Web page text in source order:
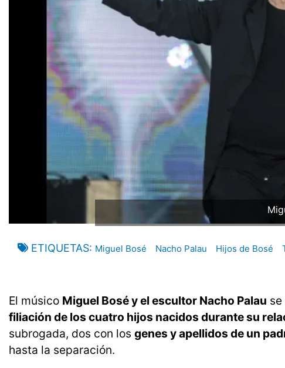
ETIQUETAS Miguel Bosé Nacho Palau Hijos de Bosé
El músico Miguel Bosé y el escultor Nacho Palau
filiación de los cuatro hijos nacidos durante su
subrogada, dos con los genes y apellidos de un
hasta la separación.